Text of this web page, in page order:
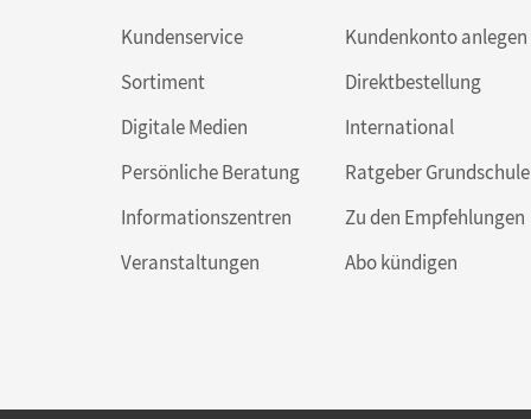
Kundenservice
Sortiment
Digitale Medien
Persönliche Beratung
Informationszentren
Veranstaltungen
Kundenkonto anlegen
Direktbestellung
International
Ratgeber Grundschule
Zu den Empfehlungen
Abo kündigen